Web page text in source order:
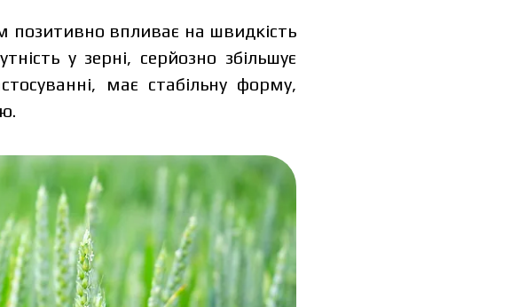
позитивно впливає на швидкість
у зерні, серйозно збільшує
має стабільну форму,
Download catalog
Download catalog